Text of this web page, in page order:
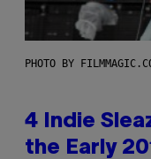
PHOTO BY
4 Indie
the Early